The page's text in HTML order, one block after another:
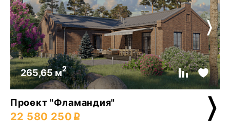
265,65 м2
Проект "Фламандия"
22 580 250